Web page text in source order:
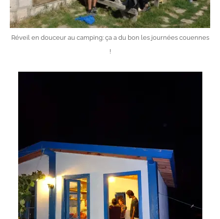
Réveil en douceur au camping: ça a du bon les journées couennes
!